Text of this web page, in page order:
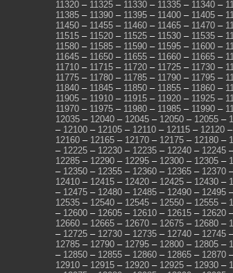
11320 – 11325 – 11330 – 11335 – 11340 –
11385 – 11390 – 11395 – 11400 – 11405 –
11450 – 11455 – 11460 – 11465 – 11470 –
11515 – 11520 – 11525 – 11530 – 11535 –
11580 – 11585 – 11590 – 11595 – 11600 –
11645 – 11650 – 11655 – 11660 – 11665 –
11710 – 11715 – 11720 – 11725 – 11730 –
11775 – 11780 – 11785 – 11790 – 11795 –
11840 – 11845 – 11850 – 11855 – 11860 –
11905 – 11910 – 11915 – 11920 – 11925 –
11970 – 11975 – 11980 – 11985 – 11990 –
12035 – 12040 – 12045 – 12050 – 12055 –
– 12100 – 12105 – 12110 – 12115 – 12120 –
12160 – 12165 – 12170 – 12175 – 12180 –
– 12225 – 12230 – 12235 – 12240 – 12245
12285 – 12290 – 12295 – 12300 – 12305 –
– 12350 – 12355 – 12360 – 12365 – 12370
12410 – 12415 – 12420 – 12425 – 12430 –
– 12475 – 12480 – 12485 – 12490 – 12495
12535 – 12540 – 12545 – 12550 – 12555 –
– 12600 – 12605 – 12610 – 12615 – 12620
12660 – 12665 – 12670 – 12675 – 12680 –
– 12725 – 12730 – 12735 – 12740 – 12745
12785 – 12790 – 12795 – 12800 – 12805 –
– 12850 – 12855 – 12860 – 12865 – 12870
12910 – 12915 – 12920 – 12925 – 12930 –